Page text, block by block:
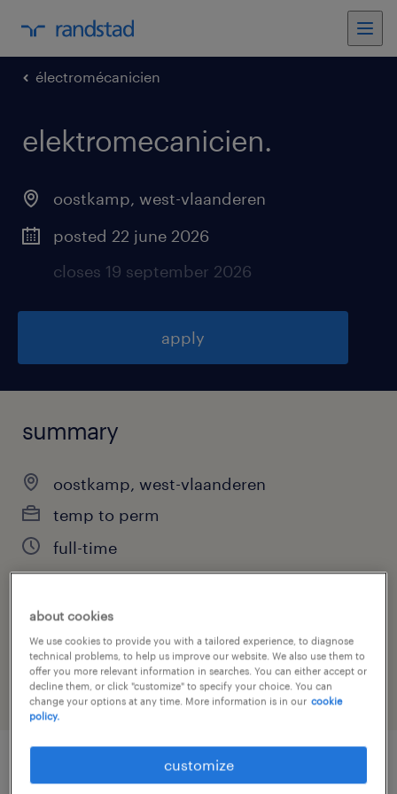
électromécanicien
elektromecanicien.
oostkamp, west-vlaanderen
posted 22 june 2026
closes 19 september 2026
apply
summary
oostkamp, west-vlaanderen
temp to perm
full-time
engineering
job details
about cookies
We use cookies to provide you with a tailored experience, to diagnose
technical problems, to help us improve our website. We also use them to
offer you more relevant information in searches. You can either accept or
decline them, or click "customize" to specify your choice. You can
change your options at any time. More information is in our cookie
policy.
customize